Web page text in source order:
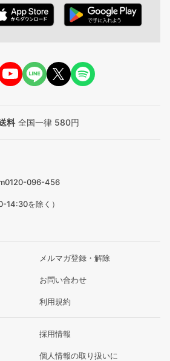
料 全国一律 580円
0120-096-456
14:30を除く）
メルマガ登録・解除
お問い合わせ
利用規約
採用情報
個人情報の取り扱いに